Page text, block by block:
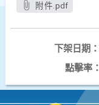
附件.pdf
下架日期：
點擊率：